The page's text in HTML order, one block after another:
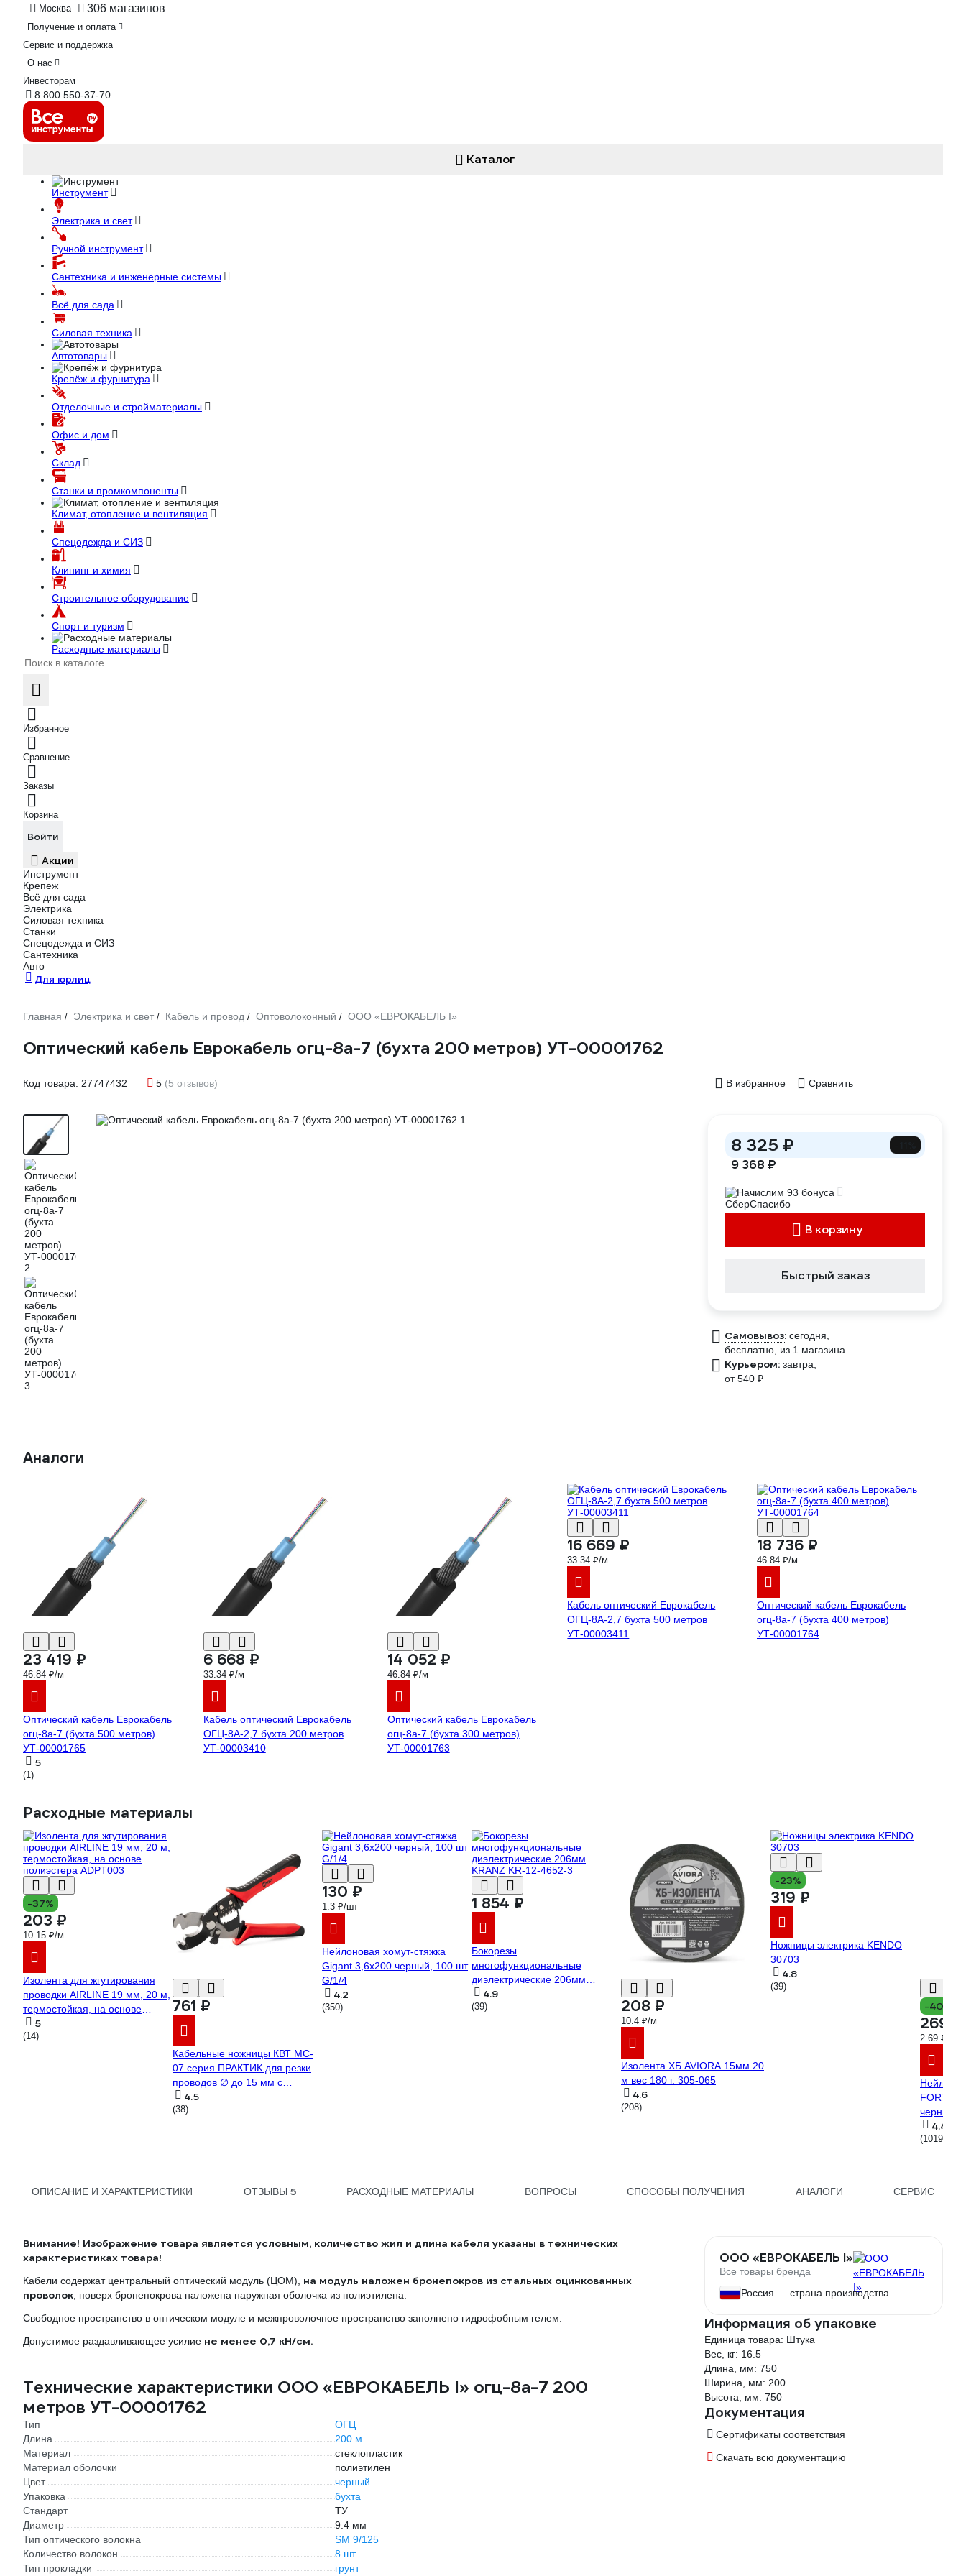
Москва 306 магазинов
Получение и оплата
Сервис и поддержка
О нас
Инвесторам
8 800 550-37-70
Каталог
Инструмент
Электрика и свет
Ручной инструмент
Сантехника и инженерные системы
Всё для сада
Силовая техника
Автотовары
Крепёж и фурнитура
Отделочные и стройматериалы
Офис и дом
Склад
Станки и промкомпоненты
Климат, отопление и вентиляция
Спецодежда и СИЗ
Клининг и химия
Строительное оборудование
Спорт и туризм
Расходные материалы
Избранное
Сравнение
Заказы
Корзина
Войти
Акции
Инструмент
Крепеж
Всё для сада
Электрика
Силовая техника
Станки
Спецодежда и СИЗ
Сантехника
Авто
Для юрлиц
Главная / Электрика и свет / Кабель и провод / Оптоволоконный / ООО «ЕВРОКАБЕЛЬ I»
Оптический кабель Еврокабель огц-8а-7 (бухта 200 метров) УТ-00001762
Код товара: 27747432 5 (5 отзывов) В избранное Сравнить
8 325 ₽
9 368 ₽
Начислим 93 бонуса
В корзину
Быстрый заказ
Самовывоз: сегодня,
бесплатно , из 1 магазина
Курьером: завтра,
от 540 ₽
Аналоги
23 419 ₽
46.84 ₽/м
Оптический кабель Еврокабель
огц-8а-7 (бухта 500 метров)
УТ-00001765
5
(1)
6 668 ₽
33.34 ₽/м
Кабель оптический Еврокабель
ОГЦ-8А-2,7 бухта 200 метров
УТ-00003410
14 052 ₽
46.84 ₽/м
Оптический кабель Еврокабель
огц-8а-7 (бухта 300 метров)
УТ-00001763
16 669 ₽
33.34 ₽/м
Кабель оптический Еврокабель
ОГЦ-8А-2,7 бухта 500 метров
УТ-00003411
18 736 ₽
46.84 ₽/м
Оптический кабель Еврокабель
огц-8а-7 (бухта 400 метров)
УТ-00001764
Расходные материалы
-37%
203 ₽
10.15 ₽/м
Изолента для жгутирования
проводки AIRLINE 19 мм, 20 м,
термостойкая, на основе
полиэстера ADPT003
5
(14)
761 ₽
Кабельные ножницы КВТ MC-
07 серия ПРАКТИК для резки
проводов ∅ до 15 мм с
функцией снятия изоляции
86619
4.5
(38)
130 ₽
1.3 ₽/шт
Нейлоновая хомут-стяжка
Gigant 3,6х200 черный, 100 шт
G/1/4
4.2
(350)
1 854 ₽
Бокорезы
многофункциональные
диэлектрические 206мм
KRANZ KR-12-4652-3
4.9
(39) 208 ₽
10.4 ₽/м
Изолента ХБ AVIORA 15мм 20
м вес 180 г. 305-065
4.6
(208)
-23%
319 ₽
Ножницы электрика KENDO
30703
4.8
(39)
-40%
269 ₽
2.69 ₽/шт
черный
4.4
(1019)
ОПИСАНИЕ И ХАРАКТЕРИСТИКИ ОТЗЫВЫ 5 РАСХОДНЫЕ МАТЕРИАЛЫ ВОПРОСЫ СПОСОБЫ ПОЛУЧЕНИЯ АНАЛОГИ СЕРВИС
Внимание! Изображение товара является условным, количество жил и длина кабеля указаны в технических
характеристиках товара!
Кабели содержат центральный оптический модуль (ЦОМ), на модуль наложен бронепокров из стальных оцинкованных
проволок , поверх бронепокрова наложена наружная оболочка из полиэтилена.
Свободное пространство в оптическом модуле и межпроволочное пространство заполнено гидрофобным гелем.
Допустимое раздавливающее усилие не менее 0,7 кН/см.
Технические характеристики ООО «ЕВРОКАБЕЛЬ I» огц-8а-7 200
метров УТ-00001762
Тип
ОГЦ
Длина
200 м
Материал
стеклопластик
Материал оболочки
полиэтилен
Цвет
черный
Упаковка
бухта
Стандарт
ТУ
Диаметр
9.4 мм
Тип оптического волокна
SM 9/125
Количество волокон
8 шт
Тип прокладки
грунт
ООО «ЕВРОКАБЕЛЬ I»
Все товары бренда
Россия — страна производства
Информация об упаковке
Единица товара: Штука
Вес, кг: 16.5
Длина, мм: 750
Ширина, мм: 200
Высота, мм: 750
Документация
Сертификаты соответствия
Скачать всю документацию